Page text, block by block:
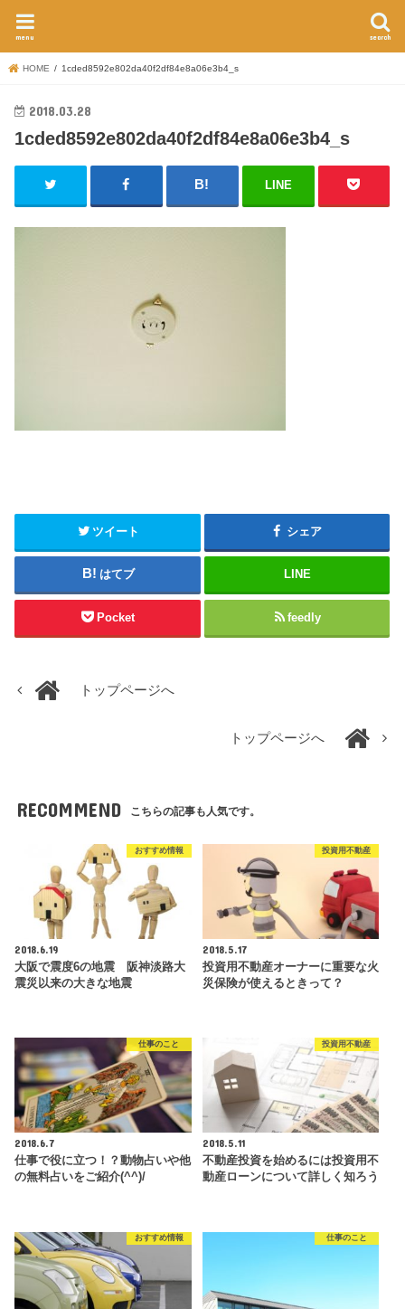
search
menu
HOME 1cded8592e802da40f2df84e8a06e3b4_s
2018.03.28
1cded8592e802da40f2df84e8a06e3b4_s
LINE
ツイート シェア
はてブ LINE
Pocket feedly
トップページへ
トップページへ
RECOMMEND こちらの記事も人気です。
おすすめ情報
2018.6.19
大阪で震度6の地震 阪神淡路大
震災以来の大きな地震
投資用不動産
2018.5.17
投資用不動産オーナーに重要な火
災保険が使えるときって？
仕事のこと
2018.6.7
仕事で役に立つ！？動物占いや他
の無料占いをご紹介(^^)/
投資用不動産
2018.5.11
不動産投資を始めるには投資用不
動産ローンについて詳しく知ろう
おすすめ情報 仕事のこと